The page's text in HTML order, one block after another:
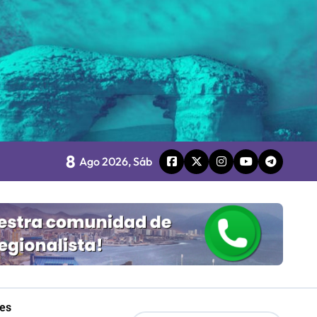
100% estatal
8 Ago 2026, Sáb